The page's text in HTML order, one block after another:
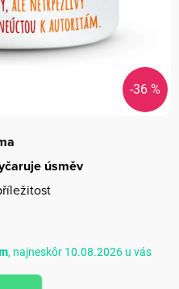
-36 %
úsměv
10.08.2026